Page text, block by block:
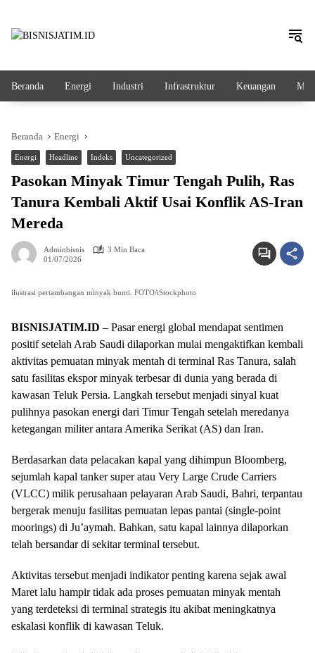
konten
Beranda Energi Industri Infrastruktur Keuangan
Beranda Energi
Energi Headline Indeks Uncategorized
Pasokan Minyak Timur Tengah Pulih, Ras
Tanura Kembali Aktif Usai Konflik AS-Iran
Mereda
Adminbisnis
3 Min Baca
01/07/2026
ilustrasi pertambangan minyak bumi. FOTO/iStockphoto
BISNISJATIM.ID – Pasar energi global mendapat sentimen
positif setelah Arab Saudi dilaporkan mulai mengaktifkan kembali
aktivitas pemuatan minyak mentah di terminal Ras Tanura, salah
satu fasilitas ekspor minyak terbesar di dunia yang berada di
kawasan Teluk Persia. Langkah tersebut menjadi sinyal kuat
pulihnya pasokan energi dari Timur Tengah setelah meredanya
ketegangan militer antara Amerika Serikat (AS) dan Iran.
Berdasarkan data pelacakan kapal yang dihimpun Bloomberg,
sejumlah kapal tanker super atau Very Large Crude Carriers
(VLCC) milik perusahaan pelayaran Arab Saudi, Bahri, terpantau
bergerak menuju fasilitas pemuatan lepas pantai (single-point
moorings) di Ju’aymah. Bahkan, satu kapal lainnya dilaporkan
telah bersandar di sekitar terminal tersebut.
Aktivitas tersebut menjadi indikator penting karena sejak awal
Maret lalu hampir tidak ada proses pemuatan minyak mentah
yang terdeteksi di terminal strategis itu akibat meningkatnya
eskalasi konflik di kawasan Teluk.